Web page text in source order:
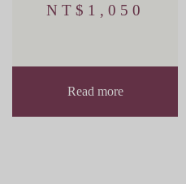
NT$ 1,050
Read more